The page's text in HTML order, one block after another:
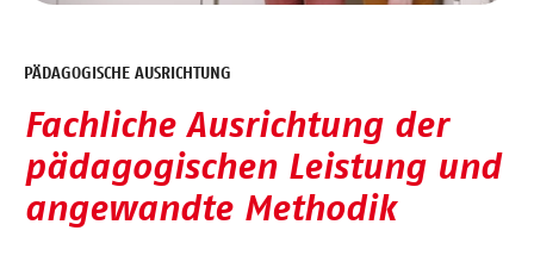
PÄDAGOGISCHE AUSRICHTUNG
Fachliche Ausrichtung der
pädagogischen Leistung und
angewandte Methodik